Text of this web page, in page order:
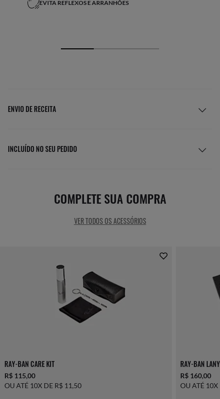
EVITA REFLEXOS E ARRANHÕES
ENVIO DE RECEITA
INCLUÍDO NO SEU PEDIDO
COMPLETE SUA COMPRA
VER TODOS OS ACESSÓRIOS
RAY-BAN CARE KIT
R$ 115,00
OU ATÉ 10X DE R$ 11,50
RAY-BAN
R$ 160,00
OU ATÉ